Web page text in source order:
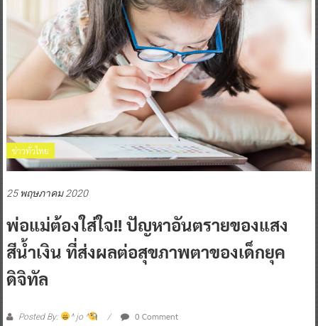
ข่าวทั่วไทย
25 พฤษภาคม 2020
พ่อแม่ต้องใส่ใจ!! ปัญหาอันตรายของแสง
สีน้ำเงิน ที่ส่งผลต่อสุขภาพตาของเด็กยุค
ดิจิทัล
Posted By: ^ jo ^ 0 Comment